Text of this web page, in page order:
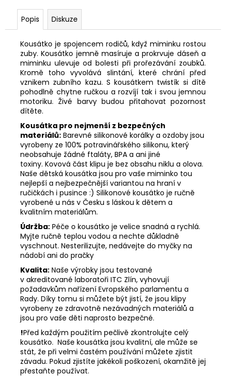
Popis Diskuze
Kousátko je spojencem rodičů, když miminku rostou
zuby. Kousátko jemně masíruje a prokrvuje dáseň a
miminku ulevuje od bolesti při prořezávání zoubků.
Kromě toho vyvolává slintání, které chrání před
vznikem zubního kazu. S kousátkem twistík si dítě
pohodlně chytne ručkou a rozvíjí tak i svou jemnou
motoriku. Živé barvy budou přitahovat pozornost
dítěte.
Kousátka pro nejmenší z bezpečných
materiálů: Barevné silikonové korálky a ozdoby jsou
vyrobeny ze 100% potravinářského silikonu, který
neobsahuje žádné ftaláty, BPA a ani jiné
toxiny. Kovová část klipu je bez obsahu niklu a olova.
Naše dětská kousátka jsou pro vaše miminko tou
nejlepší a nejbezpečnější variantou na hraní v
ručičkách i pusince :) Silikonové kousátko je ručně
vyrobené u nás v Česku s láskou k dětem a
kvalitním materiálům.
Údržba: Péče o kousátko je velice snadná a rychlá.
Myjte ručně teplou vodou a nechte důkladně
vyschnout. Nesterilizujte, nedávejte do myčky na
nádobí ani do pračky
Kvalita: Naše výrobky jsou testované
v akreditované laboratoři ITC Zlín, vyhovují
požadavkům nařízení Evropského parlamentu a
Rady. Díky tomu si můžete být jistí, že jsou klipy
vyrobeny ze zdravotně nezávadných materiálů a
jsou pro vaše děti naprosto bezpečné.
!Před každým použitím pečlivě zkontrolujte celý
kousátko. Naše kousátka jsou kvalitní, ale může se
stát, že při velmi častém používání můžete zjistit
závadu. Pokud zjistíte jakékoli poškození, okamžitě jej
přestaňte používat.